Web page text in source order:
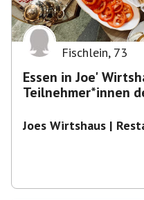
Fischlein, 73
Essen in Joe'
Teilnehmer*innen
Joes Wirtshaus |